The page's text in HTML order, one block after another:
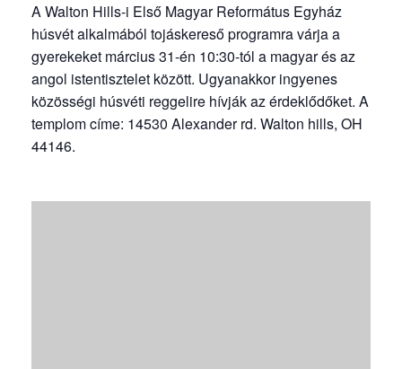
A Walton Hills-i Első Magyar Református Egyház
húsvét alkalmából tojáskereső programra várja a
gyerekeket március 31-én 10:30-tól a magyar és az
angol istentisztelet között. Ugyanakkor ingyenes
közösségi húsvéti reggelire hívják az érdeklődőket. A
templom címe: 14530 Alexander rd. Walton hills, OH
44146.